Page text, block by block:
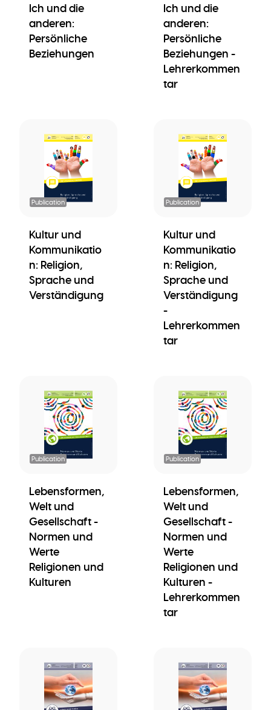
Ich und die
anderen:
Persönliche
Beziehungen
Ich und die
anderen:
Persönliche
Beziehungen -
Lehrerkommen
tar
Publication
Kultur und
Kommunikatio
n: Religion,
Sprache und
Verständigung
Publication
Kultur und
Kommunikatio
n: Religion,
Sprache und
Verständigung
-
Lehrerkommen
tar
Publication
Lebensformen,
Welt und
Gesellschaft -
Normen und
Werte
Religionen und
Kulturen
Publication
Lebensformen,
Welt und
Gesellschaft -
Normen und
Werte
Religionen und
Kulturen -
Lehrerkommen
tar